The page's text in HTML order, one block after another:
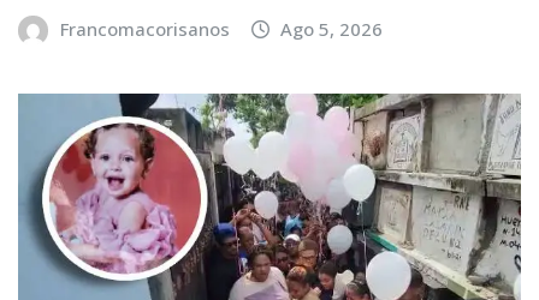
Francomacorisanos Ago 5, 2026